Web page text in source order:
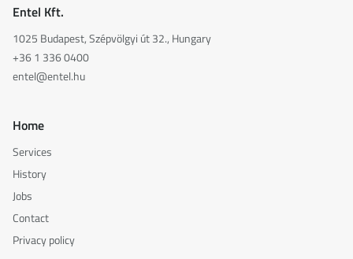
Entel Kft.
1025 Budapest, Szépvölgyi út 32., Hungary
+36 1 336 0400
entel@entel.hu
Home
Services
History
Jobs
Contact
Privacy policy